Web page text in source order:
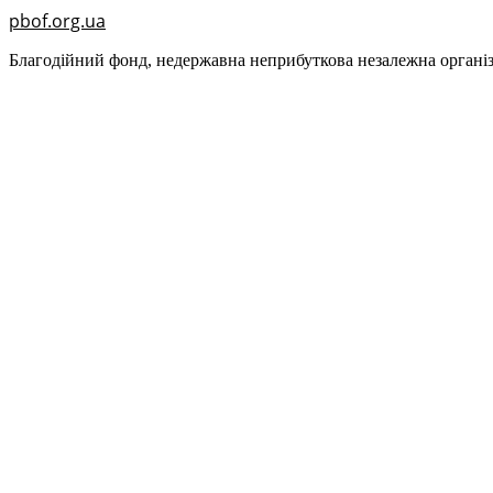
pbof.org.ua
Благодійний фонд, недержавна неприбуткова незалежна